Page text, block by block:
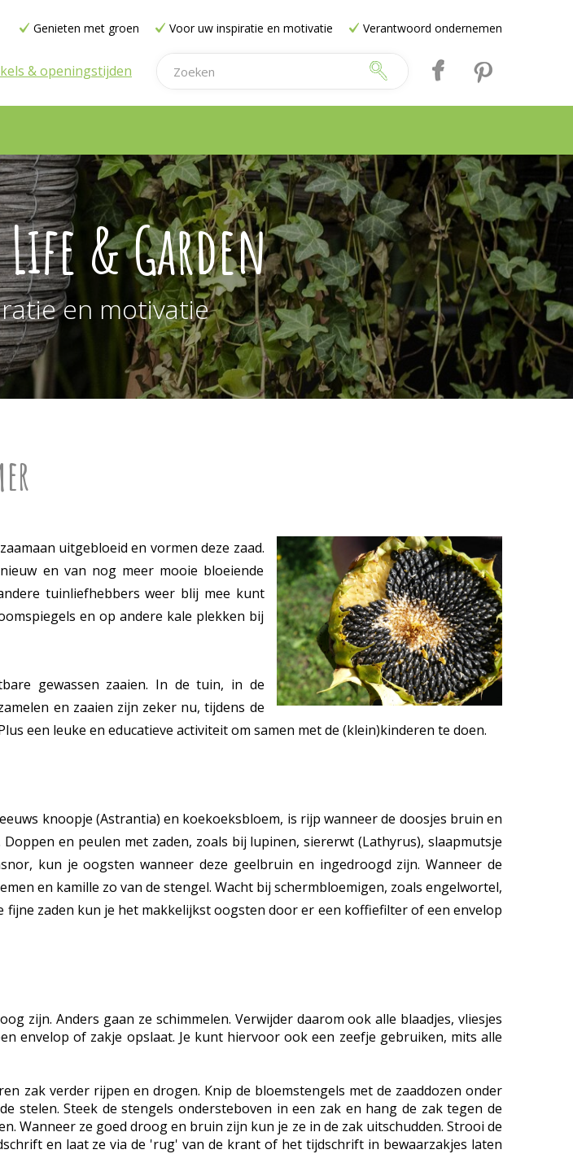
& Garden
en motivatie
Genieten met groen Voor uw inspiratie en motivatie Verantwoord ondernemen
& openingstijden
uitgebloeid en vormen deze zaad.
en van nog meer mooie bloeiende
tuinliefhebbers weer blij mee kunt
en op andere kale plekken bij
gewassen zaaien. In de tuin, in de
en zaaien zijn zeker nu, tijdens de
een leuke en educatieve activiteit om samen met de (klein)kinderen te doen.
knoopje (Astrantia) en koekoeksbloem, is rijp wanneer de doosjes bruin en
en peulen met zaden, zoals bij lupinen, siererwt (Lathyrus), slaapmutsje
kun je oogsten wanneer deze geelbruin en ingedroogd zijn. Wanneer de
en kamille zo van de stengel. Wacht bij schermbloemigen, zoals engelwortel,
fijne zaden kun je het makkelijkst oogsten door er een koffiefilter of een envelop
zijn. Anders gaan ze schimmelen. Verwijder daarom ook alle blaadjes, vliesjes
envelop of zakje opslaat. Je kunt hiervoor ook een zeefje gebruiken, mits alle
zak verder rijpen en drogen. Knip de bloemstengels met de zaaddozen onder
stelen. Steek de stengels ondersteboven in een zak en hang de zak tegen de
Wanneer ze goed droog en bruin zijn kun je ze in de zak uitschudden. Strooi de
en laat ze via de 'rug' van de krant of het tijdschrift in bewaarzakjes laten